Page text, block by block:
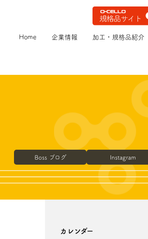
Home 企業情報 加工・規格品紹介
Boss ブログ Instagram
カレンダー